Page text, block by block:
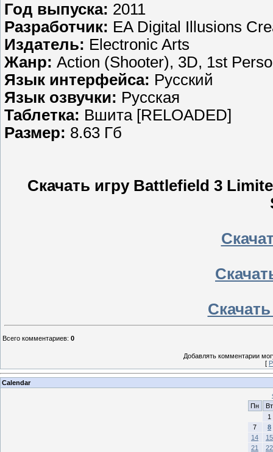
Год выпуска: 2011
Разработчик: EA Digital Illusions
Издатель: Electronic Arts
Жанр: Action (Shooter), 3D, 1st
Язык интерфейса: Русский
Язык озвучки: Русская
Таблетка: Вшита [RELOADED]
Размер: 8.63 Гб
Скачать игру Battlefield 3
Всего комментариев: 0
Добавлять комментарии
[
Calendar
Пн
Вт
1
7
8
14
15
21
22